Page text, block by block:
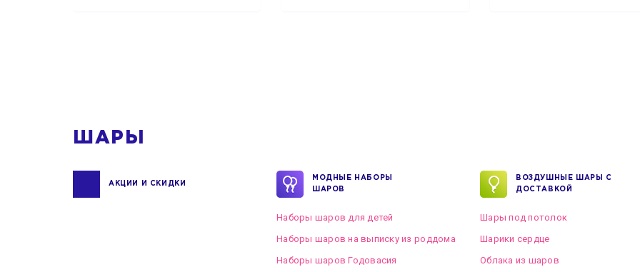
ШАРЫ
АКЦИИ И СКИДКИ
МОДНЫЕ НАБОРЫ
ШАРОВ
Наборы шаров для детей
Наборы шаров на выписку из роддома
Наборы шаров Годовасия
ВОЗДУШНЫЕ ШАРЫ С
ДОСТАВКОЙ
Шары под потолок
Шарики сердце
Облака из шаров